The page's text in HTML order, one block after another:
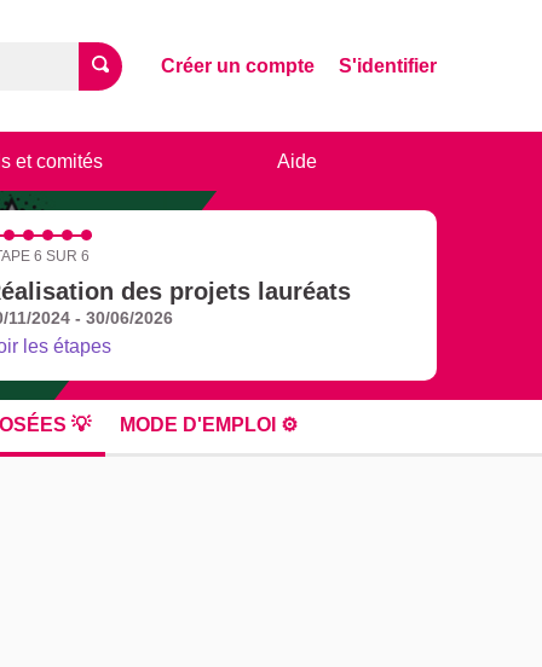
Créer un compte S'identifier
et comités Aide
6 SUR 6
des projets lauréats
11/2024 - 30/06/2026
les étapes
💡 MODE D'EMPLOI ⚙️